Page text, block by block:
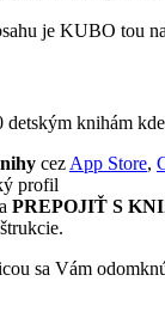
je KUBO tou
knihám
cez App Store,
profil
PREPOJIŤ S
sa Vám